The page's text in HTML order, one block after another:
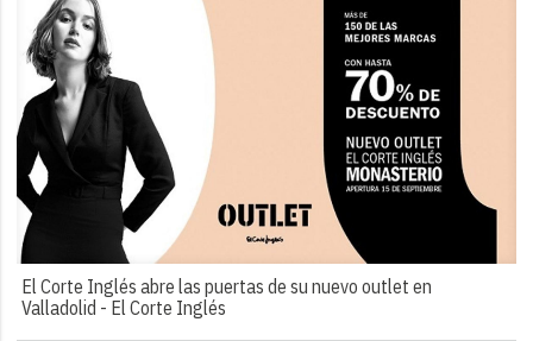
El Corte Inglés abre las puertas de su nuevo outlet en
Valladolid - El Corte Inglés